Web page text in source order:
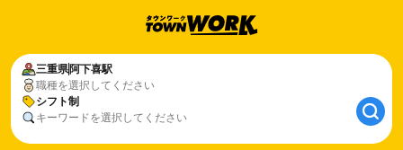
三重県 阿下喜駅
職種を選択してください
シフト制
キーワードを選択してください